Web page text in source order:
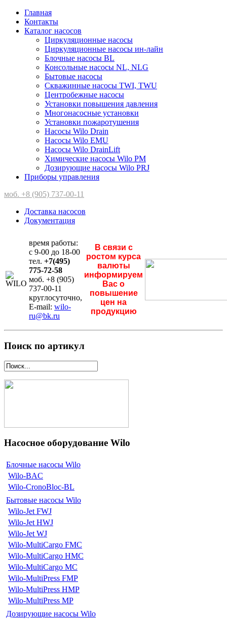
Главная
Контакты
Каталог насосов
Циркуляционные насосы
Циркуляционные насосы ин-лайн
Блочные насосы BL
Консольные насосы NL, NLG
Бытовые насосы
Скважинные насосы TWI, TWU
Центробежные насосы
Установки повышения давления
Многонасосные установки
Установки пожаротушения
Насосы Wilo Drain
Насосы Wilo EMU
Насосы Wilo DrainLift
Химические насосы Wilo PM
Дозирующие насосы Wilo PRJ
Приборы управления
моб. +8 (905) 737-00-11
Доставка насосов
Документация
время работы:
с 9-00 до 18-00
тел. +7(495)
775-72-58
моб. +8 (905)
737-00-11
круглосуточно,
E-mail: wilo-
ru@bk.ru
В связи с
ростом курса
валюты
информируем
Вас о
повышение
цен на
продукцию
Поиск по артикул
Насосное оборудование Wilo
Блочные насосы Wilo
Wilo-BAC
Wilo-CronoBloc-BL
Бытовые насосы Wilo
Wilo-Jet FWJ
Wilo-Jet HWJ
Wilo-Jet WJ
Wilo-MultiCargo FMC
Wilo-MultiCargo HMC
Wilo-MultiCargo MC
Wilo-MultiPress FMP
Wilo-MultiPress HMP
Wilo-MultiPress MP
Дозирующие насосы Wilo